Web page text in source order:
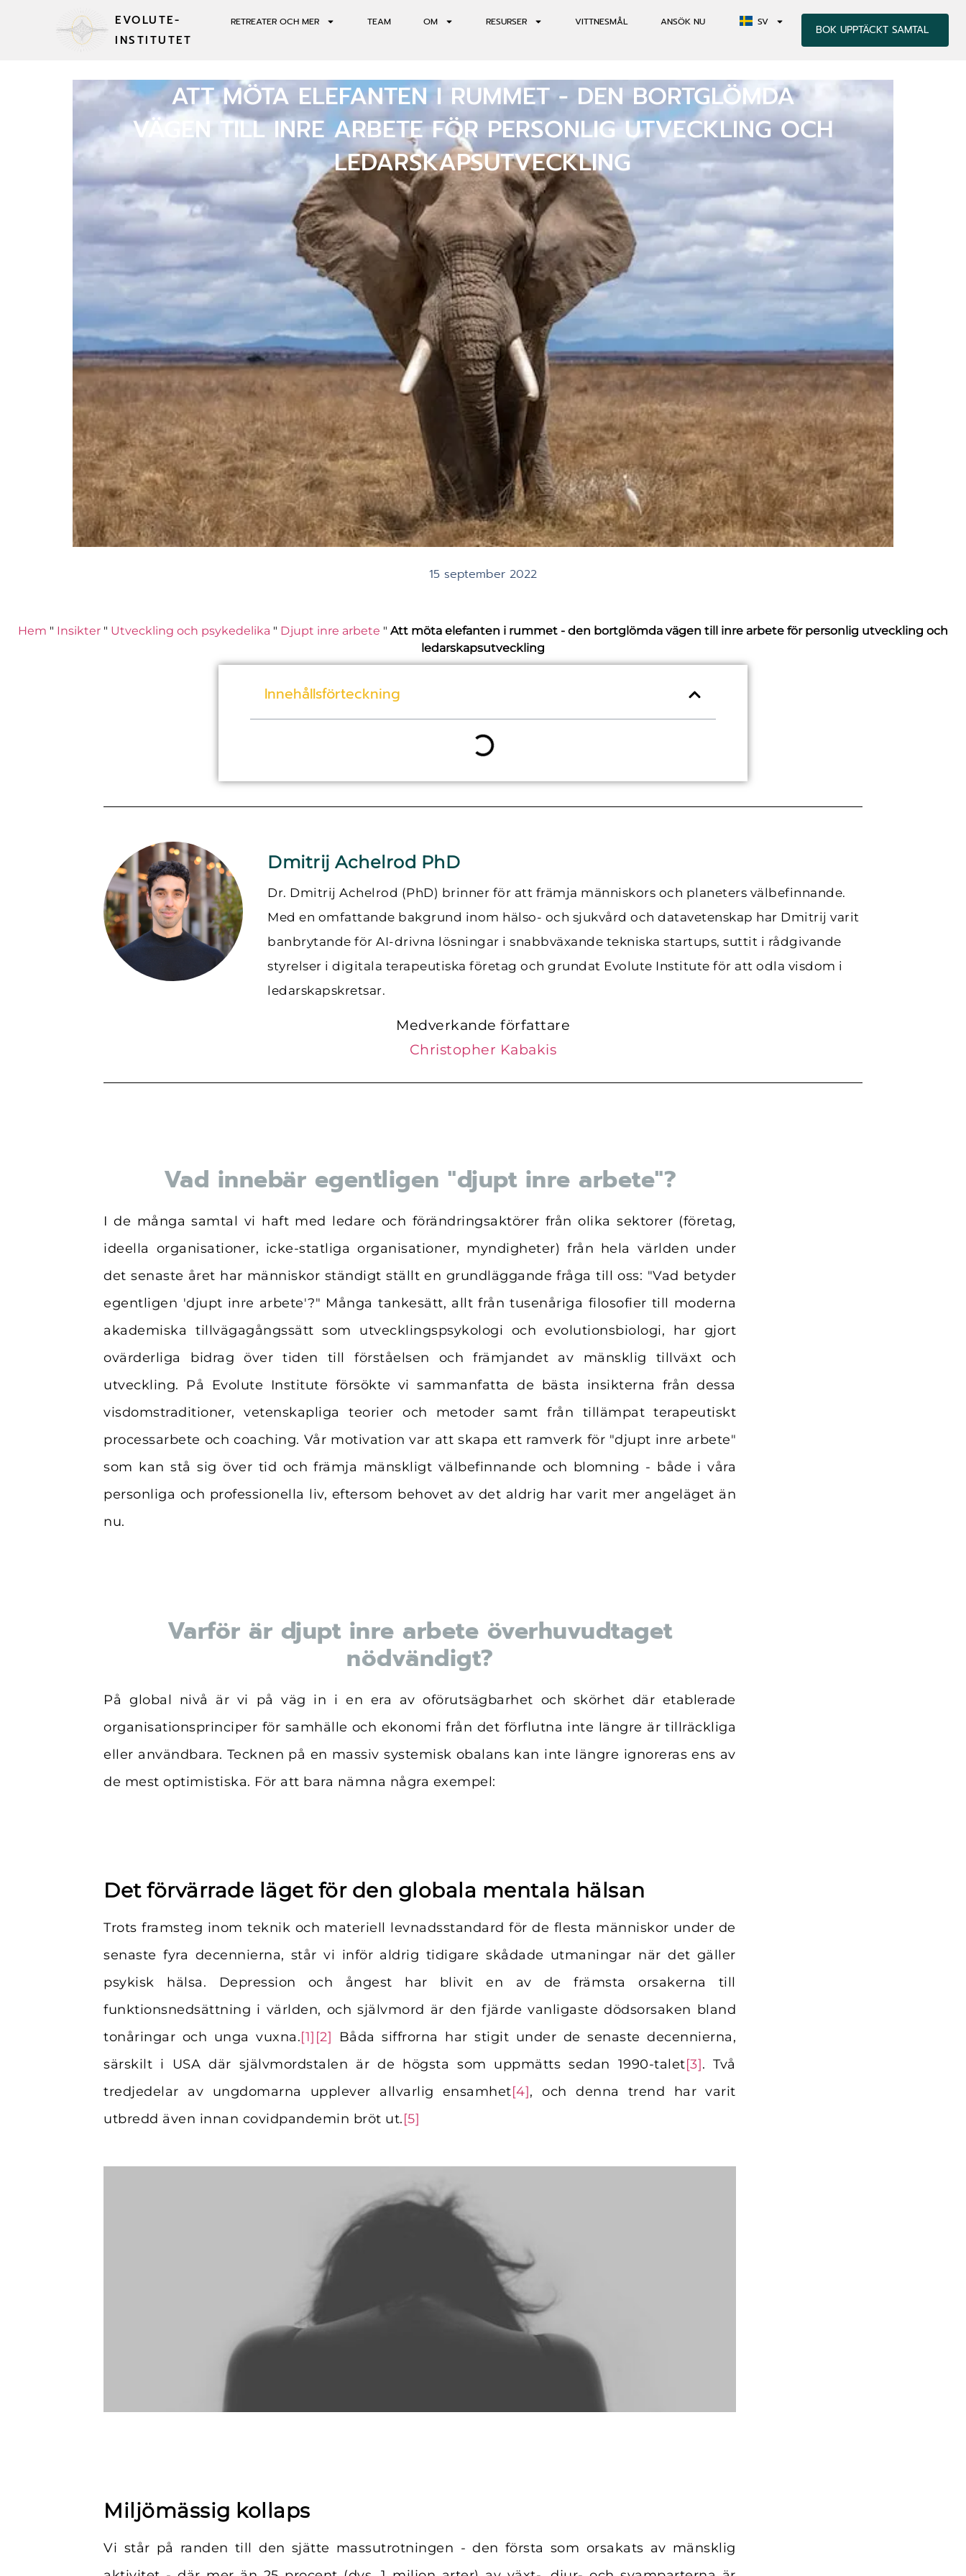
RETREATER OCH MER TEAM OM RESURSER VITTNESMÅL ANSÖK NU SV
BOK UPPTÄCKT SAMTAL
EVOLUTE-
INSTITUTET
ATT MÖTA ELEFANTEN I RUMMET - DEN BORTGLÖMDA
VÄGEN TILL INRE ARBETE FÖR PERSONLIG UTVECKLING OCH
LEDARSKAPSUTVECKLING
15 september 2022
Hem " Insikter " Utveckling och psykedelika " Djupt inre arbete " Att möta elefanten i rummet - den bortglömda vägen till inre arbete för personlig utveckling och
ledarskapsutveckling
Innehållsförteckning
Dmitrij Achelrod PhD
Dr. Dmitrij Achelrod (PhD) brinner för att främja människors och planeters välbefinnande.
Med en omfattande bakgrund inom hälso- och sjukvård och datavetenskap har Dmitrij varit
banbrytande för AI-drivna lösningar i snabbväxande tekniska startups, suttit i rådgivande
styrelser i digitala terapeutiska företag och grundat Evolute Institute för att odla visdom i
ledarskapskretsar.
Medverkande författare
Christopher Kabakis
Vad innebär egentligen "djupt inre arbete"?
I de många samtal vi haft med ledare och förändringsaktörer från olika sektorer (företag,
ideella organisationer, icke-statliga organisationer, myndigheter) från hela världen under
det senaste året har människor ständigt ställt en grundläggande fråga till oss: "Vad betyder
egentligen 'djupt inre arbete'?" Många tankesätt, allt från tusenåriga filosofier till moderna
akademiska tillvägagångssätt som utvecklingspsykologi och evolutionsbiologi, har gjort
ovärderliga bidrag över tiden till förståelsen och främjandet av mänsklig tillväxt och
utveckling. På Evolute Institute försökte vi sammanfatta de bästa insikterna från dessa
visdomstraditioner, vetenskapliga teorier och metoder samt från tillämpat terapeutiskt
processarbete och coaching. Vår motivation var att skapa ett ramverk för "djupt inre arbete"
som kan stå sig över tid och främja mänskligt välbefinnande och blomning - både i våra
personliga och professionella liv, eftersom behovet av det aldrig har varit mer angeläget än
nu.
Varför är djupt inre arbete överhuvudtaget
nödvändigt?
På global nivå är vi på väg in i en era av oförutsägbarhet och skörhet där etablerade
organisationsprinciper för samhälle och ekonomi från det förflutna inte längre är tillräckliga
eller användbara. Tecknen på en massiv systemisk obalans kan inte längre ignoreras ens av
de mest optimistiska. För att bara nämna några exempel:
Det förvärrade läget för den globala mentala hälsan
Trots framsteg inom teknik och materiell levnadsstandard för de flesta människor under de
senaste fyra decennierna, står vi inför aldrig tidigare skådade utmaningar när det gäller
psykisk hälsa. Depression och ångest har blivit en av de främsta orsakerna till
funktionsnedsättning i världen, och självmord är den fjärde vanligaste dödsorsaken bland
tonåringar och unga vuxna.[1] [2]
Båda siffrorna har stigit under de senaste decennierna,
särskilt i USA där självmordstalen är de högsta som uppmätts sedan 1990-talet[3]. Två
tredjedelar av ungdomarna upplever allvarlig ensamhet[4], och denna trend har varit
utbredd även innan covidpandemin bröt ut.[5]
Miljömässig kollaps
Vi står på randen till den sjätte massutrotningen - den första som orsakats av mänsklig